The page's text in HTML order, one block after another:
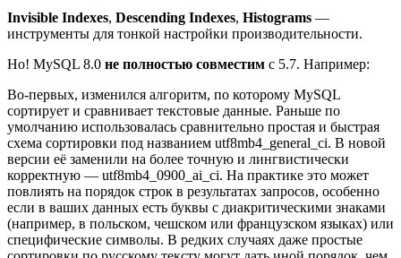
Invisible Indexes, Descending Indexes, Histograms —
инструменты для тонкой настройки производительности.
Но! MySQL 8.0 не полностью совместим с 5.7. Например:
Во-первых, изменился алгоритм, по которому MySQL
сортирует и сравнивает текстовые данные. Раньше по
умолчанию использовалась сравнительно простая и быстрая
схема сортировки под названием utf8mb4_general_ci. В новой
версии её заменили на более точную и лингвистически
корректную — utf8mb4_0900_ai_ci. На практике это может
повлиять на порядок строк в результатах запросов, особенно
если в ваших данных есть буквы с диакритическими знаками
(например, в польском, чешском или французском языках) или
специфические символы. В редких случаях даже простые